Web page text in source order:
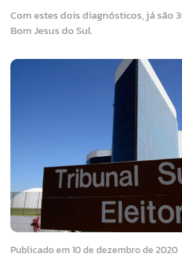
Com estes dois diagnósticos, já são
Bom Jesus do Sul.
Publicado em 10 de dezembro de 2020